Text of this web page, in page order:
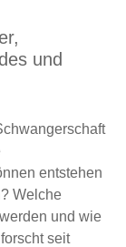
und
entstehen
Welche
und wie
seit